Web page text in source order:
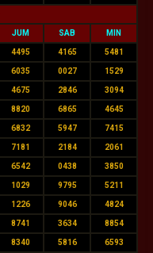
JUM SAB MIN
4495 4165 5481
6035 0027 1529
4675 2846 3094
8820 6865 4645
6832 5947 7415
7181 2184 2061
6542 0438 3850
1029 9795 5211
1226 9046 4824
8741 3634 8854
8340 5816 6593